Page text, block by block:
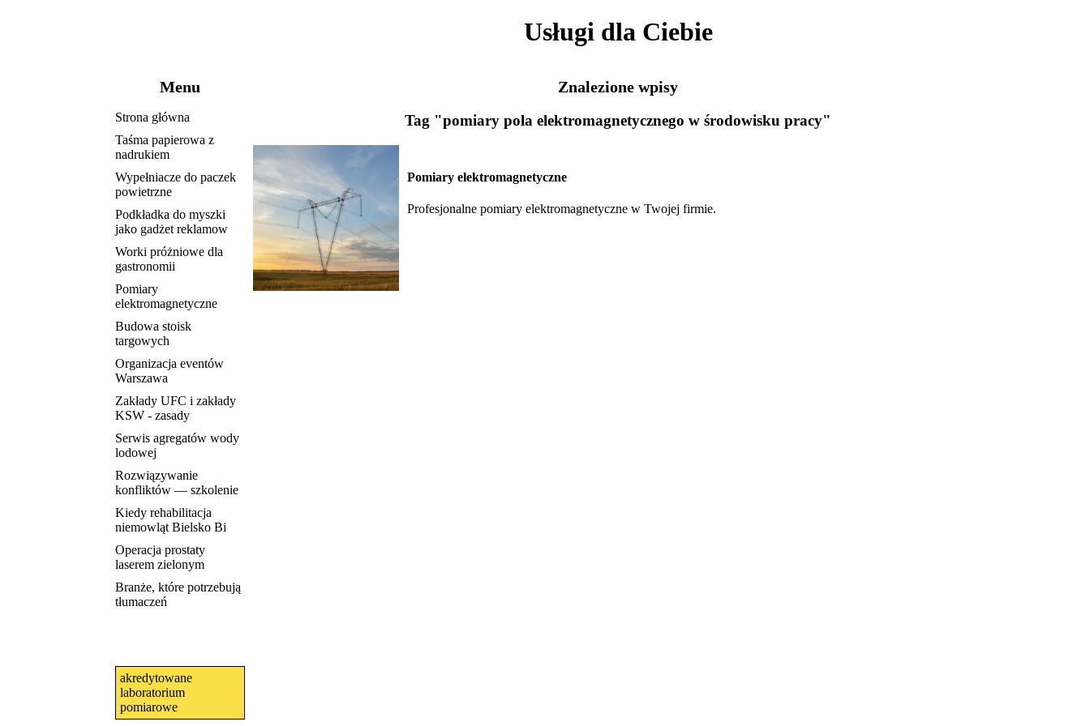
Usługi dla Ciebie
Menu
Strona główna
Taśma papierowa z
nadrukiem
Wypełniacze do paczek
powietrzne
Podkładka do myszki
jako gadżet reklamow
Worki próżniowe dla
gastronomii
Pomiary
elektromagnetyczne
Budowa stoisk
targowych
Organizacja eventów
Warszawa
Zakłady UFC i zakłady
KSW - zasady
Serwis agregatów wody
lodowej
Rozwiązywanie
konfliktów — szkolenie
Kiedy rehabilitacja
niemowląt Bielsko Bi
Operacja prostaty
laserem zielonym
Branże, które potrzebują
tłumaczeń
akredytowane
laboratorium
pomiarowe
Znalezione wpisy
Tag "pomiary pola elektromagnetycznego w środowisku pracy"
Pomiary elektromagnetyczne
Profesjonalne pomiary elektromagnetyczne w Twojej firmie.